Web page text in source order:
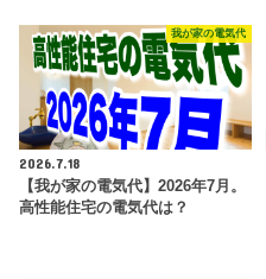
我が家の電気代
2026.7.18
【我が家の電気代】2026年7月。
高性能住宅の電気代は？